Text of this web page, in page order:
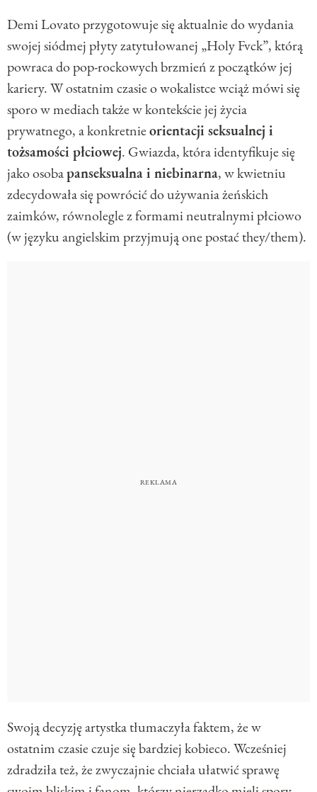
Demi Lovato przygotowuje się aktualnie do wydania
swojej siódmej płyty zatytułowanej „Holy Fvck”, którą
powraca do pop-rockowych brzmień z początków jej
kariery. W ostatnim czasie o wokalistce wciąż mówi się
sporo w mediach także w kontekście jej życia
prywatnego, a konkretnieorientacji seksualnej i
tożsamości płciowej. Gwiazda, która identyfikuje się
jako osobapanseksualna i niebinarna, w kwietniu
zdecydowała się powrócić do używania żeńskich
zaimków, równolegle z formami neutralnymi płciowo
(w języku angielskim przyjmują one postać they/them).
Swoją decyzję artystka tłumaczyła faktem, że w
ostatnim czasie czuje się bardziej kobieco. Wcześniej
zdradziła też, że zwyczajnie chciała ułatwić sprawę